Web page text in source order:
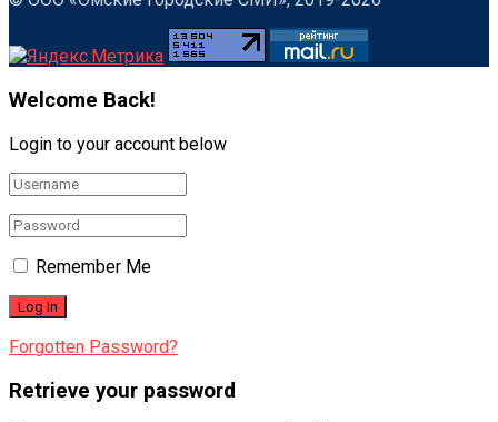
Welcome Back!
Login to your account below
Remember Me
Forgotten Password?
Retrieve your password